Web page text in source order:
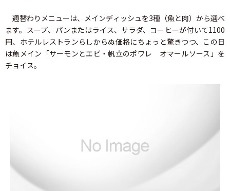
週替わりメニューは、メインディッシュを3種（魚と肉）から選べ
ます。スープ、パンまたはライス、サラダ、コーヒーが付いて1100
円、ホテルレストランらしからぬ価格にちょっと驚きつつ、この日
は魚メイン「サーモンとエビ・帆立のポワレ オマールソース」を
チョイス。